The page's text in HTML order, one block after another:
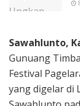
Sawahlunto,
Gunuang
Festival
yang digelar di